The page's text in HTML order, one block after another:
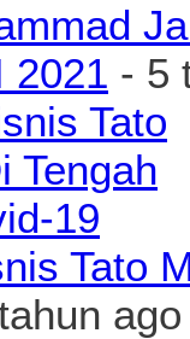
2021 - 5
Tato
ago